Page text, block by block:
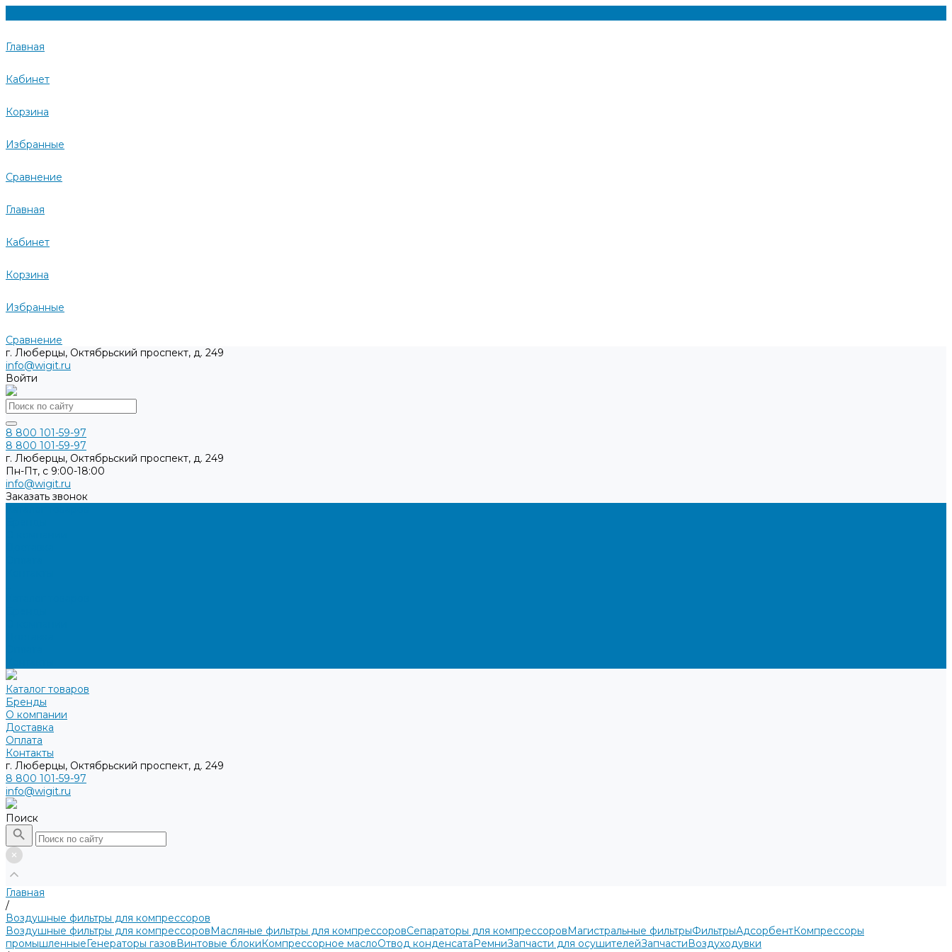
Главная
Кабинет
Корзина
Избранные
Сравнение
Главная
Кабинет
Корзина
Избранные
Сравнение
г. Люберцы, Октябрьский проспект, д. 249
info@wigit.ru
Войти
8 800 101-59-97
8 800 101-59-97
г. Люберцы, Октябрьский проспект, д. 249
Пн-Пт, с 9:00-18:00
info@wigit.ru
Заказать звонок
Каталог товаров
Бренды
О компании
Доставка
Оплата
Контакты
г. Люберцы, Октябрьский проспект, д. 249
8 800 101-59-97
info@wigit.ru
Поиск
Главная
/
Воздушные фильтры для компрессоров
Воздушные фильтры для компрессоровМасляные фильтры для компрессоровСепараторы для компрессоровМагистральные фильтрыФильтрыАдсорбентКомпрессоры
промышленныеГенераторы газовВинтовые блокиКомпрессорное маслоОтвод конденсатаРемниЗапчасти для осушителейЗапчастиВоздуходувки